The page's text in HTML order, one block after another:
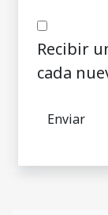
Recibir
cada